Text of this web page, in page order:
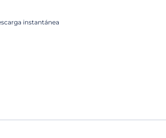
instantánea